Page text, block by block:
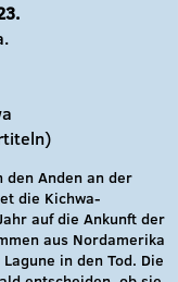
den Anden an der
die Kichwa-
auf die Ankunft der
aus Nordamerika
in den Tod. Die